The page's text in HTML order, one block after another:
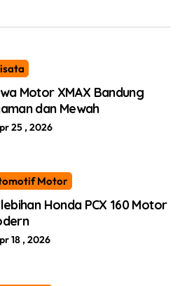
Motor XMAX Bandung
dan Mewah
25 , 2026
Motor
Honda PCX 160 Motor
18 , 2026